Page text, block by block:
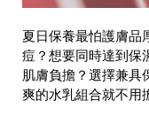
夏日保養最怕護膚品
痘？想要同時達到保
肌膚負擔？選擇兼具
爽的水乳組合就不用